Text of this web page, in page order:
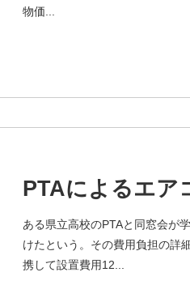
物価...
PTAによるエ
ある県立高校のPTAと同窓会が
けたという。その費用負担の詳
携して設置費用12...